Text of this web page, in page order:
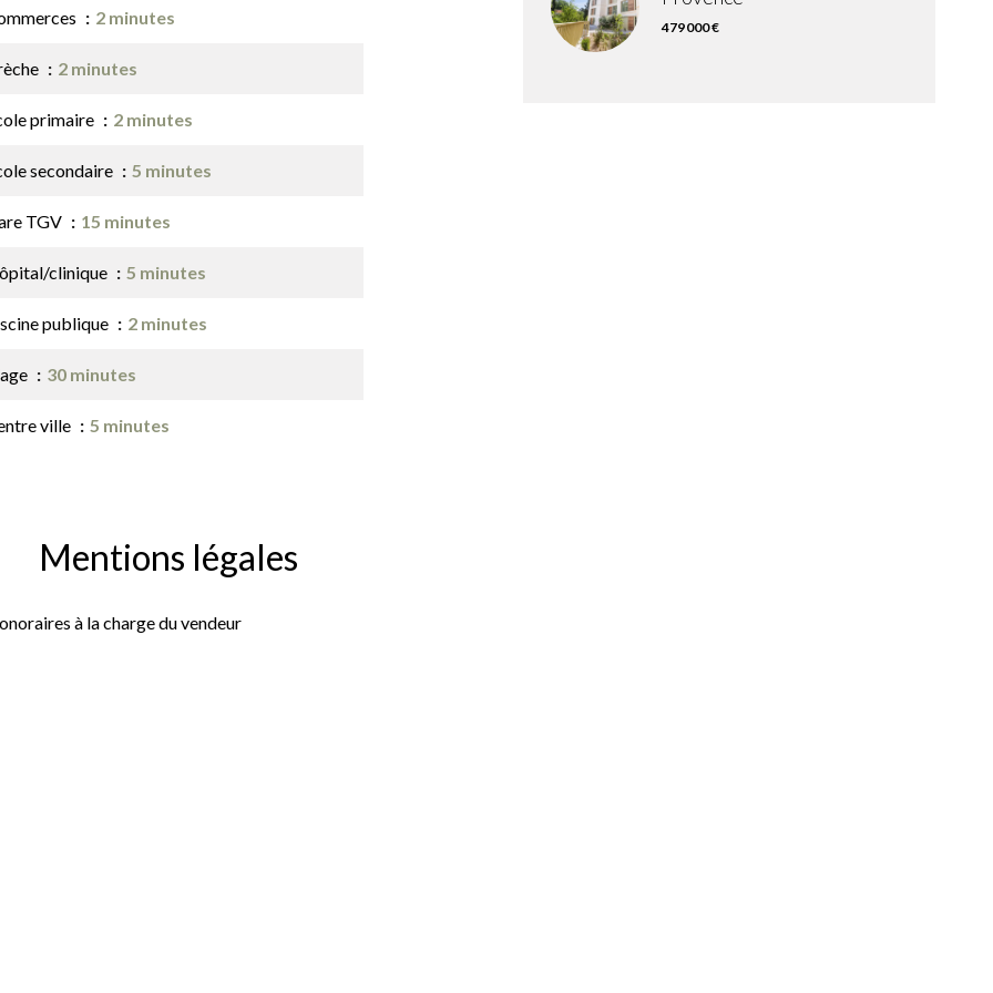
2 minutes
2 minutes
primaire 2 minutes
secondaire 5 minutes
TGV 15 minutes
clinique 5 minutes
publique 2 minutes
30 minutes
ville 5 minutes
Mentions légales
à la charge du vendeur
479 000 €